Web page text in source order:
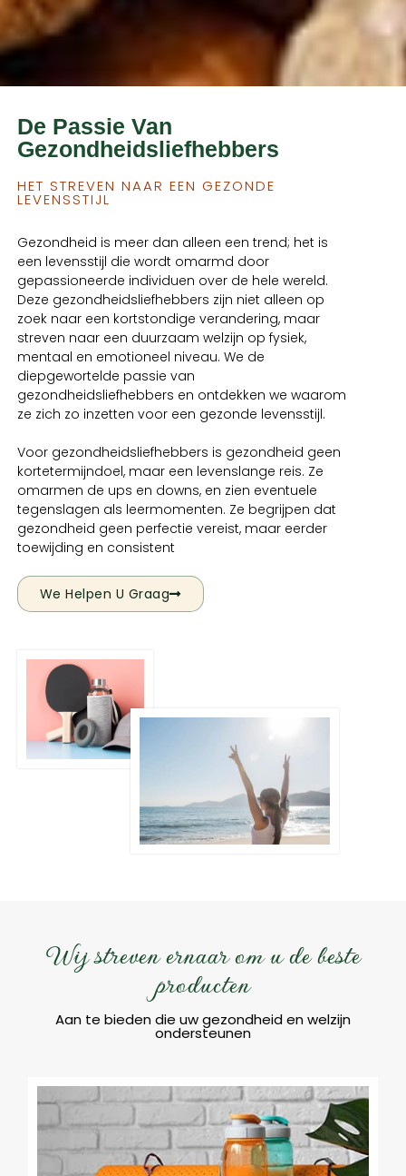
De Passie Van
Gezondheidsliefhebbers
HET STREVEN NAAR EEN GEZONDE
LEVENSSTIJL
Gezondheid is meer dan alleen een trend; het is
een levensstijl die wordt omarmd door
gepassioneerde individuen over de hele wereld.
Deze gezondheidsliefhebbers zijn niet alleen op
zoek naar een kortstondige verandering, maar
streven naar een duurzaam welzijn op fysiek,
mentaal en emotioneel niveau. We de
diepgewortelde passie van
gezondheidsliefhebbers en ontdekken we waarom
ze zich zo inzetten voor een gezonde levensstijl.
Voor gezondheidsliefhebbers is gezondheid geen
kortetermijndoel, maar een levenslange reis. Ze
omarmen de ups en downs, en zien eventuele
tegenslagen als leermomenten. Ze begrijpen dat
gezondheid geen perfectie vereist, maar eerder
toewijding en consistent
We Helpen U Graag
Wij streven ernaar om u de beste
producten
Aan te bieden die uw gezondheid en welzijn
ondersteunen